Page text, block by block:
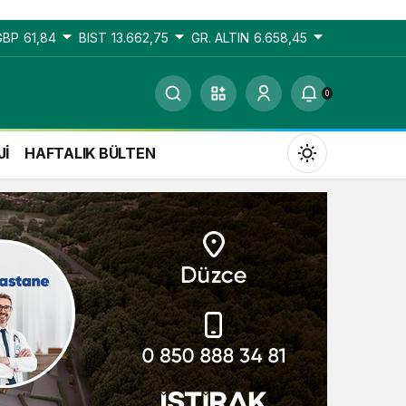
61,84 BIST 13.662,75 GR. ALTIN 6.658,45
0
HAFTALIK BÜLTEN
Gündüz Modu
Gündüz modunu seçin.
Gece Modu
Gece modunu seçin.